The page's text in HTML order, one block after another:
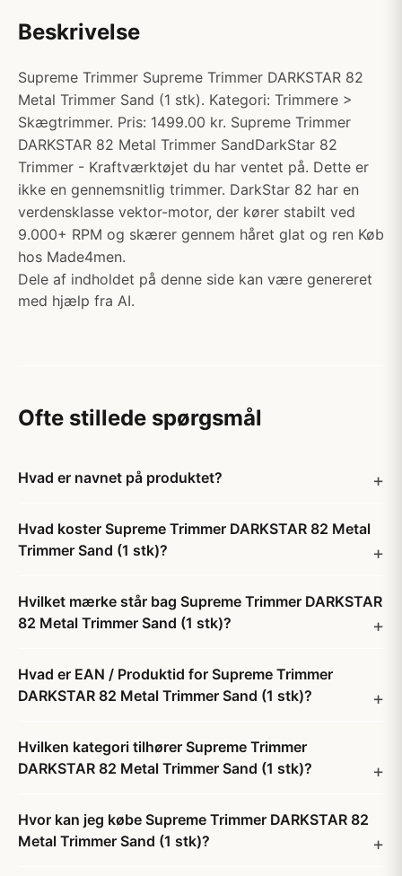
Beskrivelse
Supreme Trimmer Supreme Trimmer DARKSTAR 82
Metal Trimmer Sand (1 stk). Kategori: Trimmere >
Skægtrimmer. Pris: 1499.00 kr. Supreme Trimmer
DARKSTAR 82 Metal Trimmer SandDarkStar 82
Trimmer - Kraftværktøjet du har ventet på. Dette er
ikke en gennemsnitlig trimmer. DarkStar 82 har en
verdensklasse vektor-motor, der kører stabilt ved
9.000+ RPM og skærer gennem håret glat og ren Køb
hos Made4men.
Dele af indholdet på denne side kan være genereret
med hjælp fra AI.
Ofte stillede spørgsmål
Hvad er navnet på produktet?
Hvad koster Supreme Trimmer DARKSTAR 82 Metal
Trimmer Sand (1 stk)?
Hvilket mærke står bag Supreme Trimmer DARKSTAR
82 Metal Trimmer Sand (1 stk)?
Hvad er EAN / Produktid for Supreme Trimmer
DARKSTAR 82 Metal Trimmer Sand (1 stk)?
Hvilken kategori tilhører Supreme Trimmer
DARKSTAR 82 Metal Trimmer Sand (1 stk)?
Hvor kan jeg købe Supreme Trimmer DARKSTAR 82
Metal Trimmer Sand (1 stk)?